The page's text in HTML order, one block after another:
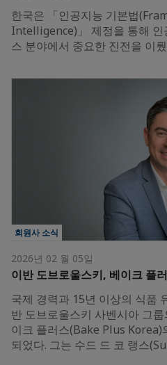
한국은 「인공지능 기본법
Intelligence)」 제정을 통해 인
스 분야에서 중요한 진전을 이
회원사 소식
2026년 02 월 05일
이반 도브로울스키, 베이크 플
국제 경력과 15년 이상의 식품
반 도브로울스키 사벤시아 그
이크 플러스(Bake Plus Korea)
되었다. 그는 수드 드 코 랭스